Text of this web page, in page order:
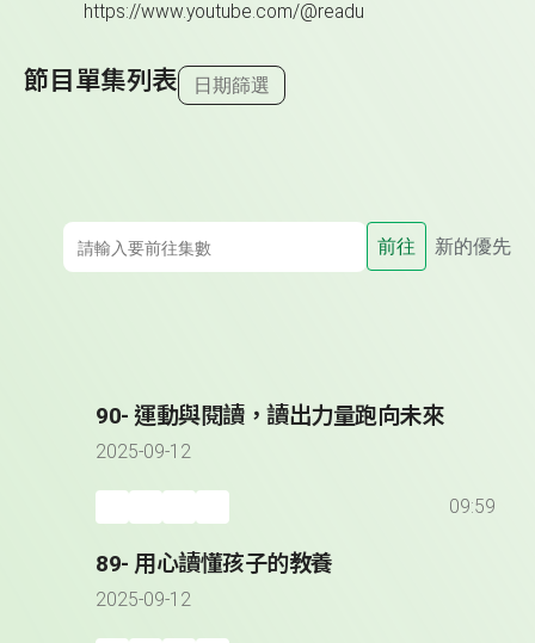
https://www.youtube.com/@readu
節目單集列表 日期篩選
前往 新的優先
90- 運動與閱讀，讀出力量跑向未來
2025-09-12
09:59
89- 用心讀懂孩子的教養
2025-09-12